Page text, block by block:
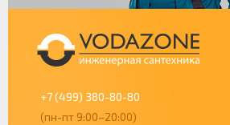
+7 (499) 380-80-80
(пн-пт 9:00–20:00)